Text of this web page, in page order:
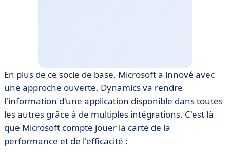
En plus de ce socle de base, Microsoft a innové avec
une approche ouverte. Dynamics va rendre
l'information d'une application disponible dans toutes
les autres grâce à de multiples intégrations. C'est là
que Microsoft compte jouer la carte de la
performance et de l'efficacité :